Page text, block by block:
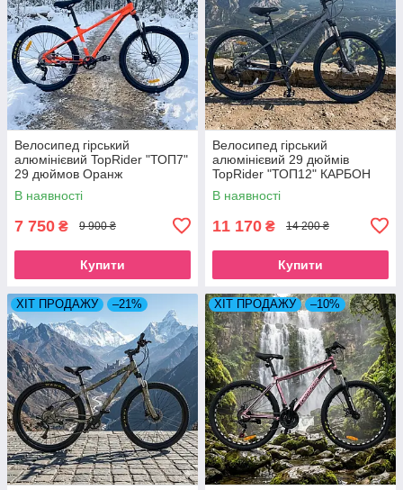
Велосипед гірський
алюмінієвий TopRider "ТОП7"
29 дюймов Оранж
В наявності
7 750 ₴ 9 900 ₴
Купити
Велосипед гірський
алюмінієвий 29 дюймів
TopRider "ТОП12" КАРБОН
В наявності
11 170 ₴ 14 200 ₴
Купити
ХІТ ПРОДАЖУ –21% ХІТ ПРОДАЖУ –10%